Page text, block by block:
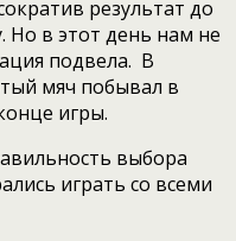
результат до
Но в этот день нам не
подвела. В
мяч побывал в
игры.
выбора
играть со всеми